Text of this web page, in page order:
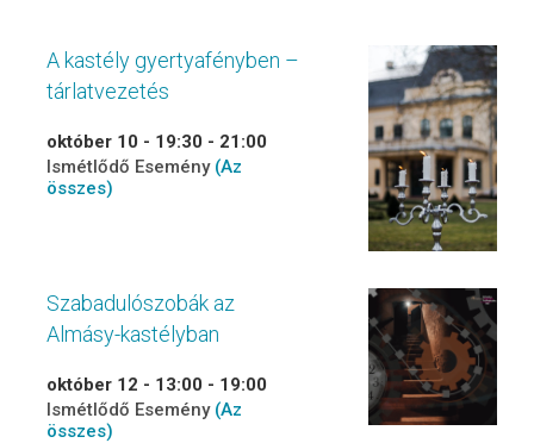
A kastély gyertyafényben –
tárlatvezetés
október 10 - 19:30 - 21:00
Ismétlődő Esemény (Az
összes)
Szabadulószobák az
Almásy-kastélyban
október 12 - 13:00 - 19:00
Ismétlődő Esemény (Az
összes)